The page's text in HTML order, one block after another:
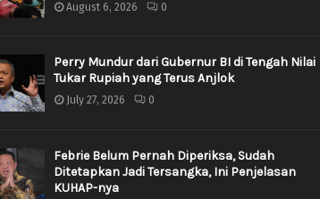
August 6, 2026 0
Perry Mundur dari Gubernur BI di Tengah Nilai
Tukar Rupiah yang Terus Anjlok
July 27, 2026 0
Febrie Belum Pernah Diperiksa, Sudah
Ditetapkan Jadi Tersangka, Ini Penjelasan
KUHAP-nya